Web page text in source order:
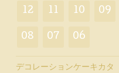
12 11 10 09
08 07 06
デコレーションケーキカタ